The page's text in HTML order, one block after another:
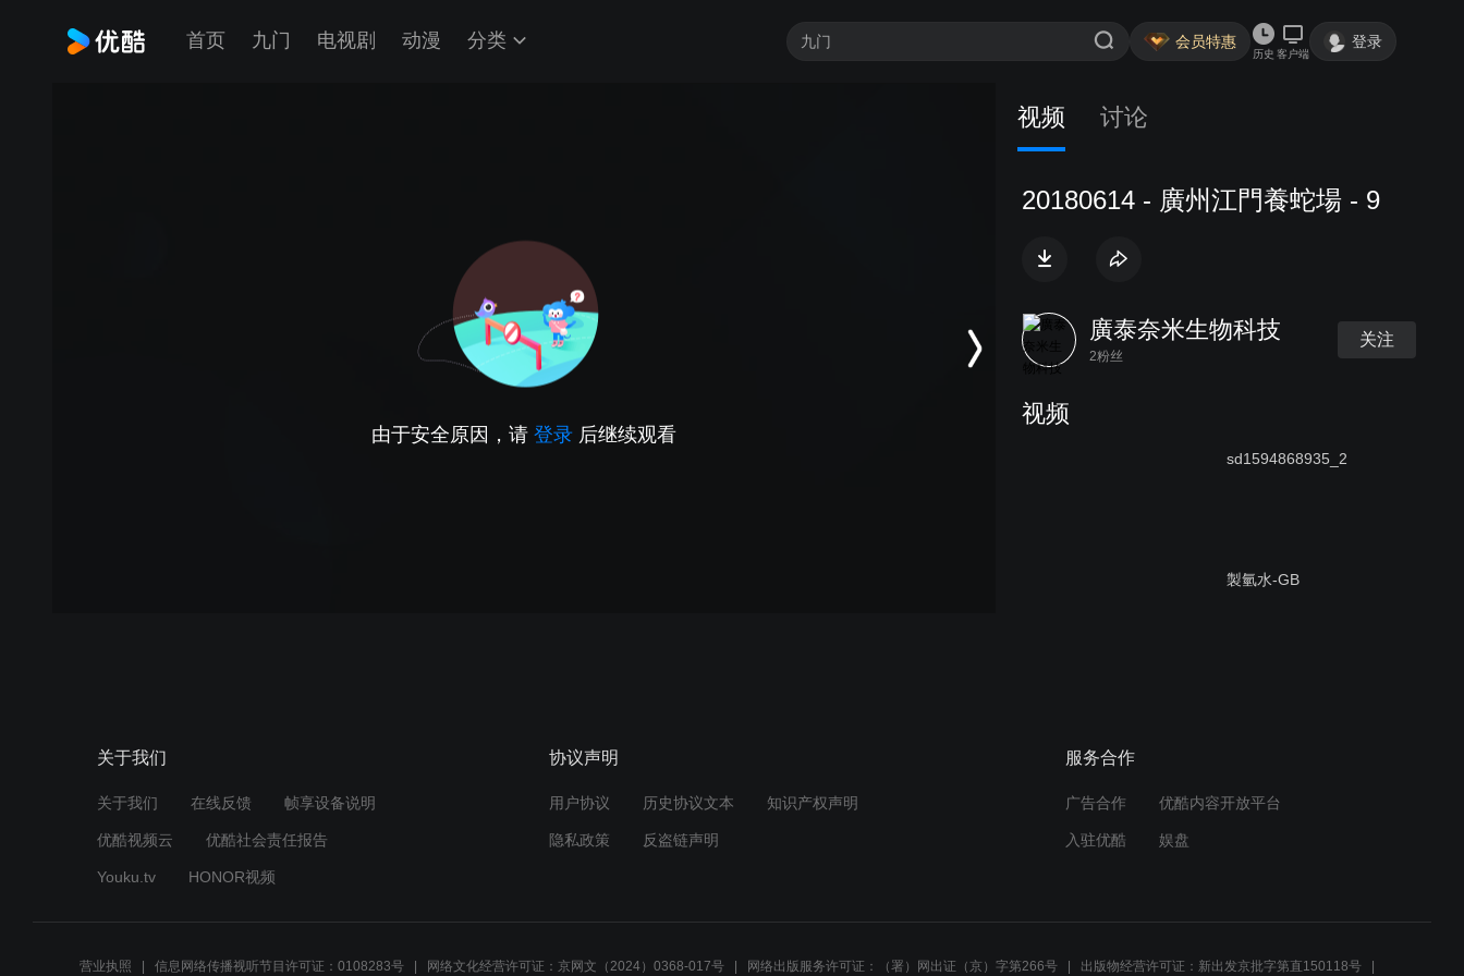
首页 九门 电视剧 动漫 分类 会员特惠
历史 客户端
登录
由于安全原因，请 登录 后继续观看
视频 讨论
20180614 - 廣州江門養蛇場 - 9
廣泰奈米生物科技
2粉丝
关注
视频
sd1594868935_2
製氫水-GB
菌作業
关于我们
关于我们 在线反馈 帧享设备说明
优酷视频云 优酷社会责任报告
Youku.tv HONOR视频
协议声明
用户协议 历史协议文本 知识产权声明
隐私政策 反盗链声明
服务合作
广告合作 优酷内容开放平台
入驻优酷 娱盘
营业执照 信息网络传播视听节目许可证：0108283号 网络文化经营许可证：京网文（2024）0368-017号 网络出版服务许可证：（署）网出证（京）字第266号 出版物经营许可证：新出发京批字第直150118号